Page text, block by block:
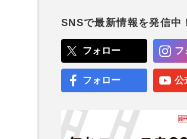
SNSで最新情報を発信中！
フォロー フ
フォロー 公